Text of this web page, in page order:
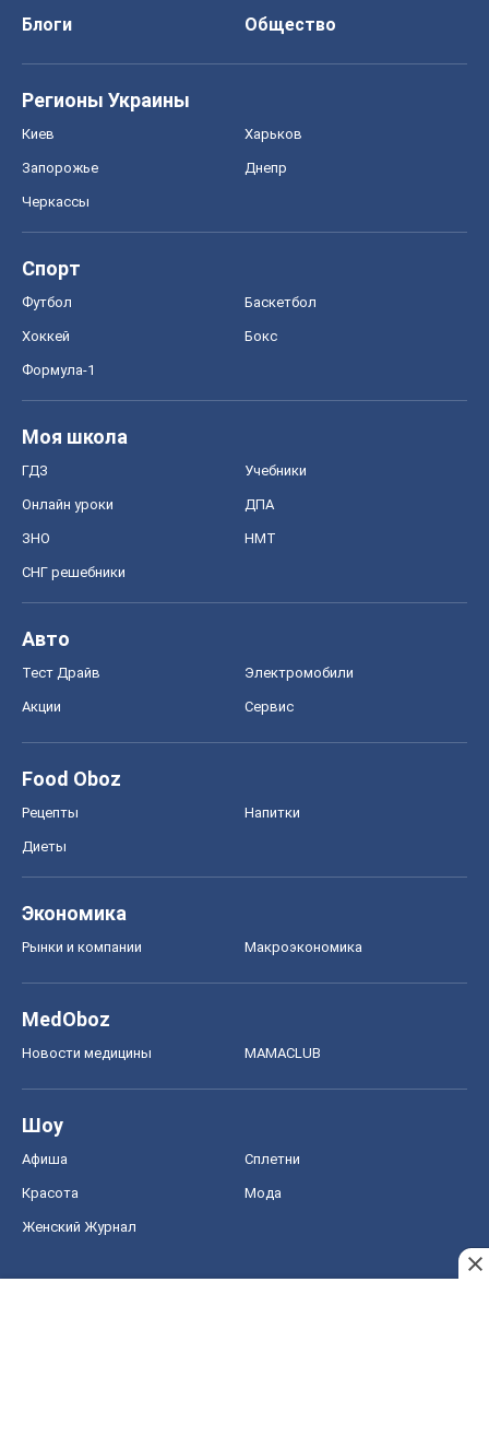
Блоги
Общество
Регионы Украины
Киев Харьков
Запорожье Днепр
Черкассы
Спорт
Футбол Баскетбол
Хоккей Бокс
Формула-1
Моя школа
ГДЗ Учебники
Онлайн уроки ДПА
ЗНО НМТ
СНГ решебники
Авто
Тест Драйв Электромобили
Акции Сервис
Food Oboz
Рецепты Напитки
Диеты
Экономика
Рынки и компании Mакроэкономика
MedOboz
Новости медицины MAMACLUB
Шоу
Афиша Сплетни
Красота Мода
Женский Журнал